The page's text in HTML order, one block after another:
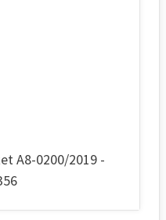
A8-0200/2019 -